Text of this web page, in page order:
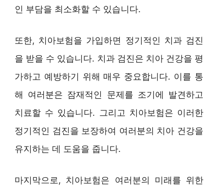
인 부담을 최소화할 수 있습니다.
또한, 치아보험을 가입하면 정기적인 치과 검진
을 받을 수 있습니다. 치과 검진은 치아 건강을 평
가하고 예방하기 위해 매우 중요합니다. 이를 통
해 여러분은 잠재적인 문제를 조기에 발견하고
치료할 수 있습니다. 그리고 치아보험은 이러한
정기적인 검진을 보장하여 여러분의 치아 건강을
유지하는 데 도움을 줍니다.
마지막으로, 치아보험은 여러분의 미래를 위한